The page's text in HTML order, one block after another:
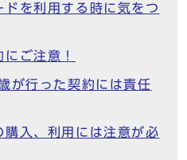
を利用する時に気をつ
ご注意！
が行った契約には責任
購入、利用には注意が必